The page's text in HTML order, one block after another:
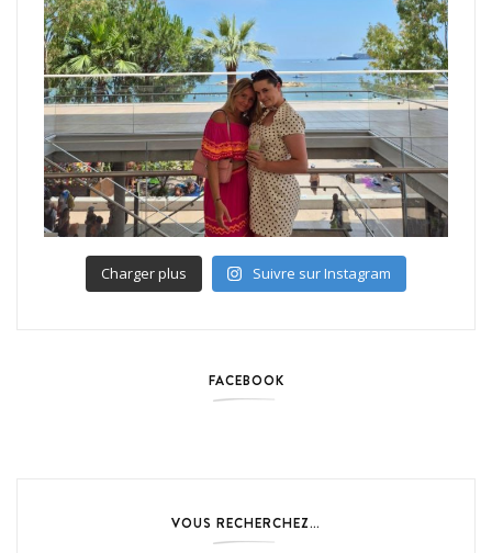
Charger plus Suivre sur Instagram
FACEBOOK
VOUS RECHERCHEZ…